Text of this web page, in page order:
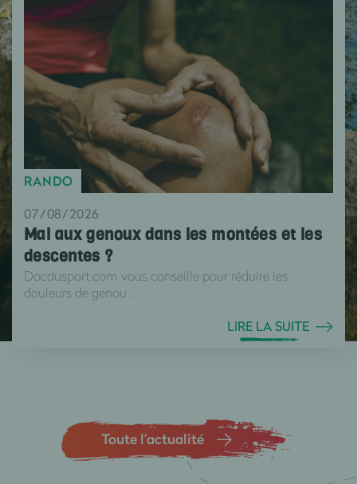
RANDO
07/08/2026
Mal aux genoux dans les montées et les
descentes ?
Docdusport.com vous conseille pour réduire les
douleurs de genou .
LIRE LA SUITE
Toute l’actualité